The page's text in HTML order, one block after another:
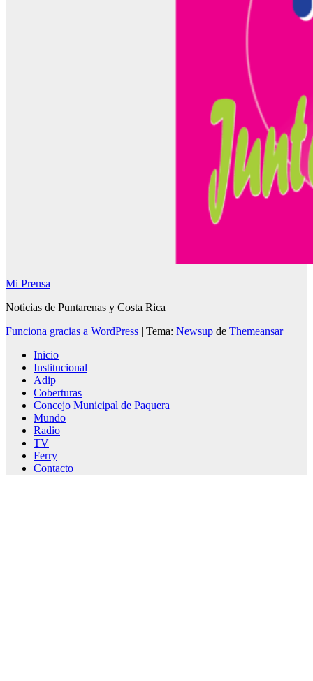
Mi Prensa
Noticias de Puntarenas y Costa Rica
Funciona gracias a WordPress | Tema: Newsup de Themeansar
Inicio
Institucional
Adip
Coberturas
Concejo Municipal de Paquera
Mundo
Radio
TV
Ferry
Contacto